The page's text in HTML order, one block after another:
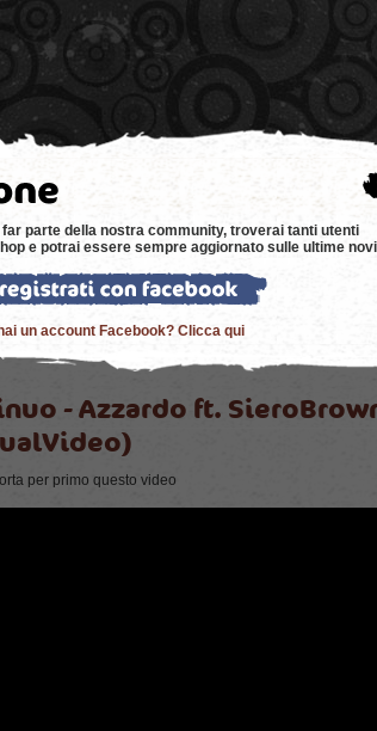
eventi
- Azzardo ft.
per primo questo video
parte della nostra community, troverai tanti utenti
e potrai essere sempre aggiornato sulle ultime
un account Facebook? Clicca qui